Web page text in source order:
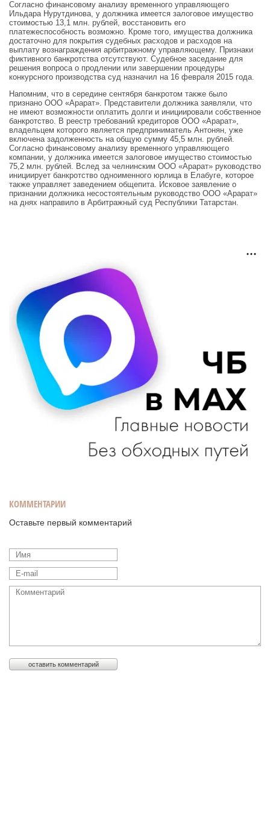
Согласно финансовому анализу временного управляющего
Ильдара Нурутдинова, у должника имеется залоговое имущество
стоимостью 13,1 млн. рублей, восстановить его
платежеспособность возможно. Кроме того, имущества должника
достаточно для покрытия судебных расходов и расходов на
выплату вознаграждения арбитражному управляющему. Признаки
фиктивного банкротства отсутствуют. Судебное заседание для
решения вопроса о продлении или завершении процедуры
конкурсного производства суд назначил на 16 февраля 2015 года.
Напомним, что в середине сентября банкротом также было
признано ООО «Арарат». Представители должника заявляли, что
не имеют возможности оплатить долги и инициировали собственное
банкротство. В реестр требований кредиторов ООО «Арарат»,
владельцем которого является предприниматель Антонян, уже
включена задолженность на общую сумму 45,5 млн. рублей.
Согласно финансовому анализу временного управляющего
компании, у должника имеется залоговое имущество стоимостью
75,2 млн. рублей. Вслед за челнинским ООО «Арарат» руководство
инициирует банкротство одноименного юрлица в Елабуге, которое
также управляет заведением общепита. Исковое заявление о
признании должника несостоятельным руководство ООО «Арарат»
на днях направило в Арбитражный суд Республики Татарстан.
КОММЕНТАРИИ
Оставьте первый комментарий